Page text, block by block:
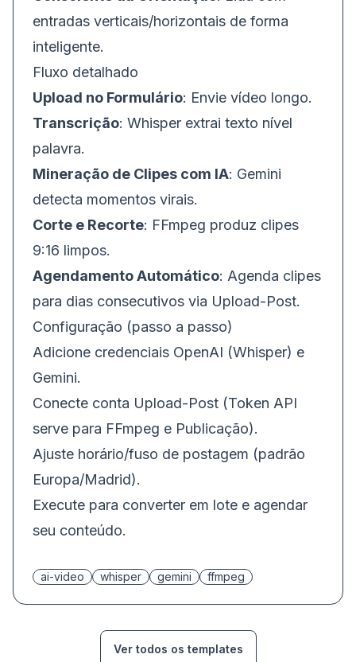
entradas verticais/horizontais de forma
inteligente.
Fluxo detalhado
Upload no Formulário: Envie vídeo longo.
Transcrição: Whisper extrai texto nível
palavra.
Mineração de Clipes com IA: Gemini
detecta momentos virais.
Corte e Recorte: FFmpeg produz clipes
9:16 limpos.
Agendamento Automático: Agenda clipes
para dias consecutivos via Upload-Post.
Configuração (passo a passo)
Adicione credenciais OpenAI (Whisper) e
Gemini.
Conecte conta Upload-Post (Token API
serve para FFmpeg e Publicação).
Ajuste horário/fuso de postagem (padrão
Europa/Madrid).
Execute para converter em lote e agendar
seu conteúdo.
ai-video whisper gemini ffmpeg
Ver todos os templates